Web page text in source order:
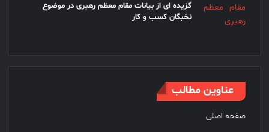
گزیده ای از بیانات مقام معظم رهبری در موضوع
نخبگان کسب و کار
عناوین مطالب
صفحه اصلی